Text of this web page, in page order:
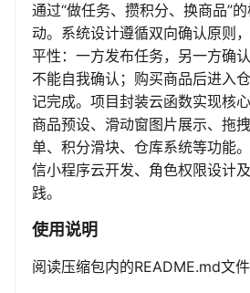
通过“做任务、攒积分、换商品”
动。系统设计遵循双向确认原则
平性：一方发布任务，另一方确
不能自我确认；购买商品后进入
记完成。项目封装云函数实现核
商品预设、滑动窗图片展示、拖
单、积分滑块、仓库系统等功能
信小程序云开发、角色权限设计
践。
使用说明
阅读压缩包内的README.md文件